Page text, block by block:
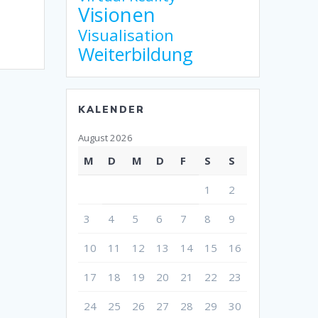
Visionen
Visualisation
Weiterbildung
KALENDER
August 2026
M D M D F S S
1 2
3 4 5 6 7 8 9
10 11 12 13 14 15 16
17 18 19 20 21 22 23
24 25 26 27 28 29 30